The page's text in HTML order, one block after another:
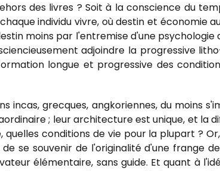
des livres ? Soit à la conscience du
individu vivre, où destin et économie
moins par l'entremise d'une
adjoindre la progressive
longue et progressive des
incas, grecques, angkoriennes, du moins
; leur architecture est unique, et
conditions de vie pour la plupart ?
se souvenir de l'originalité d'une frange
élémentaire, sans guide. Et quant à